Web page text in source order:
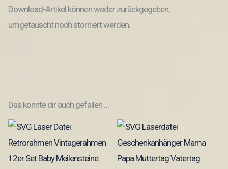
Download-Artikel können weder zurückgegeben,
umgetauscht noch storniert werden.
Das könnte dir auch gefallen …